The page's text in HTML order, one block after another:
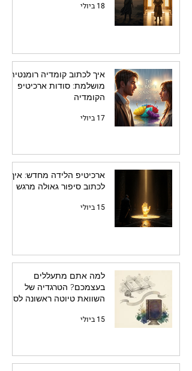
18 ביולי
איך לכתוב קומדיה רומנטית
מושלמת: סודות ארכיטיפ
הקומדיה
17 ביולי
ארכיטיפ הלידה מחדש: איך
לכתוב סיפור גאולה מרגש
15 ביולי
למה אתם מתעללים
בעצמכם? הטרגדיה של
השוואת טיוטה ראשונה לספר
15 ביולי